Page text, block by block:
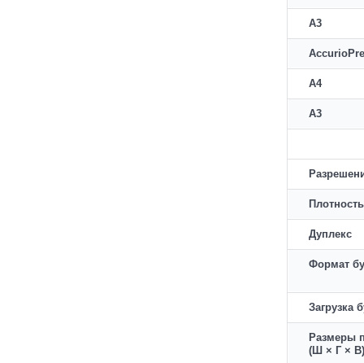
A3
A4
A3
Дуплекс
Формат
Загрузка
Размеры
(Ш × Г × В)